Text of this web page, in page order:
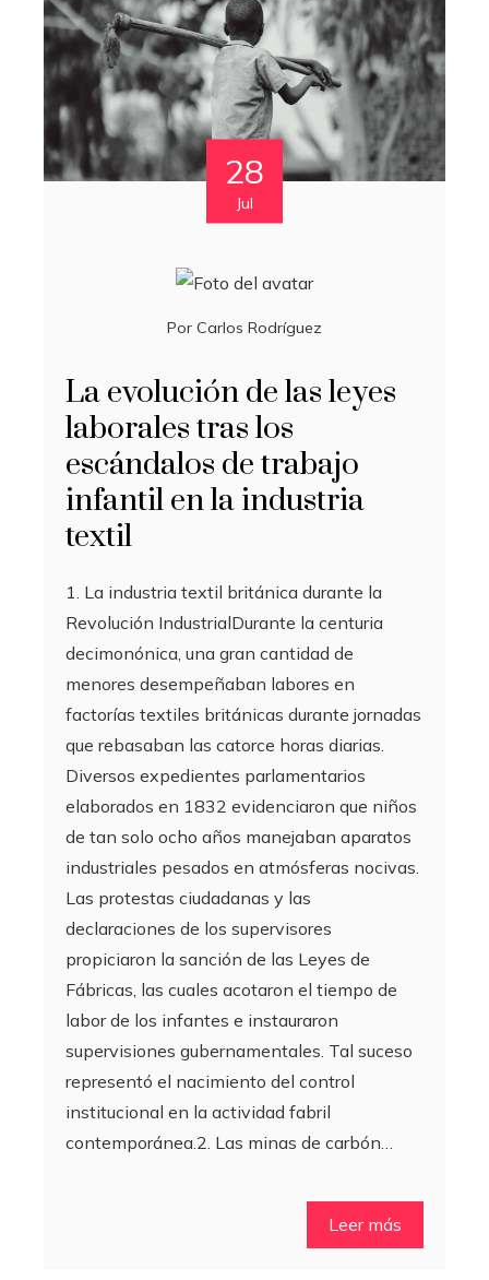
28
Jul
Por Carlos Rodríguez
La evolución de las leyes
laborales tras los
escándalos de trabajo
infantil en la industria
textil
1. La industria textil británica durante la
Revolución IndustrialDurante la centuria
decimonónica, una gran cantidad de
menores desempeñaban labores en
factorías textiles británicas durante jornadas
que rebasaban las catorce horas diarias.
Diversos expedientes parlamentarios
elaborados en 1832 evidenciaron que niños
de tan solo ocho años manejaban aparatos
industriales pesados en atmósferas nocivas.
Las protestas ciudadanas y las
declaraciones de los supervisores
propiciaron la sanción de las Leyes de
Fábricas, las cuales acotaron el tiempo de
labor de los infantes e instauraron
supervisiones gubernamentales. Tal suceso
representó el nacimiento del control
institucional en la actividad fabril
contemporánea.2. Las minas de carbón…
Leer más